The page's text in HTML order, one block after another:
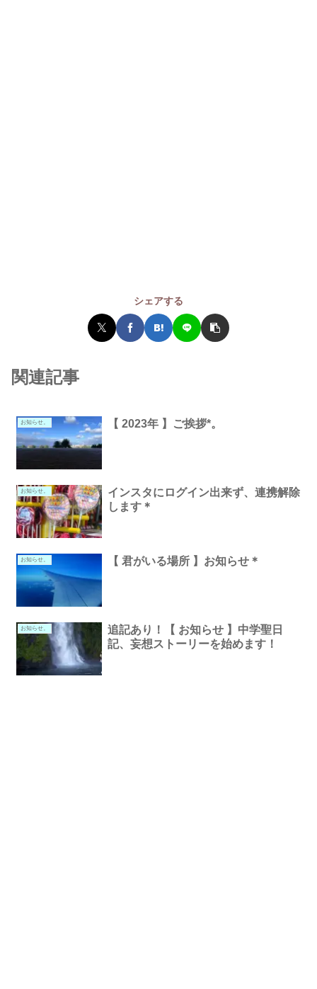
シェアする
関連記事
お知らせ。 【 2023年 】ご挨拶*。
お知らせ。
インスタにログイン出来ず、連携解除
します＊
お知らせ。 【 君がいる場所 】お知らせ＊
お知らせ。
追記あり！【 お知らせ 】中学聖日
記、妄想ストーリーを始めます！